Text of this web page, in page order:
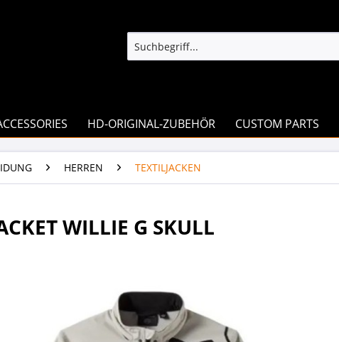
HD-ORIGINAL-ZUBEHÖR CUSTOM PARTS
HERREN TEXTILJACKEN
WILLIE G SKULL